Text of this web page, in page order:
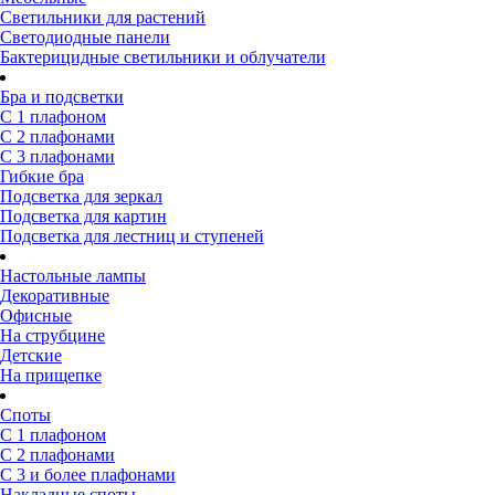
Светильники для растений
Светодиодные панели
Бактерицидные светильники и облучатели
Бра и подсветки
С 1 плафоном
С 2 плафонами
С 3 плафонами
Гибкие бра
Подсветка для зеркал
Подсветка для картин
Подсветка для лестниц и ступеней
Настольные лампы
Декоративные
Офисные
На струбцине
Детские
На прищепке
Споты
С 1 плафоном
С 2 плафонами
С 3 и более плафонами